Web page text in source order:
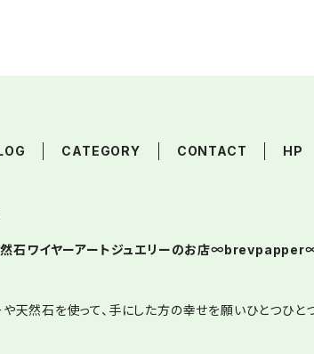
CATEGORY CONTACT HP
然石ワイヤーアートジュエリーのお店
然石を使って、手にした方の幸せを願いひとつひと